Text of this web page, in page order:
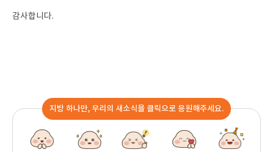
감사합니다.
지방 하나만, 우리의 새소식을 클릭으로 응원해주세요.